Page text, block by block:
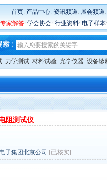
首页: 产品中心: 资讯频道: 展会频道
专家解答: 学会协会: 行业资料: 电子样本
力学测试 材料试验 光学仪器 设备诊
阻测试仪
子集团北京公司 [已核实]